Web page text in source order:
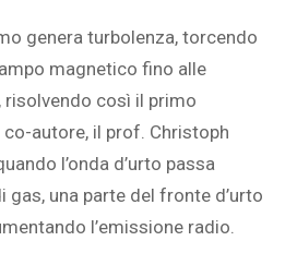
genera turbolenza, torcendo
magnetico fino alle
così il primo
autore, il prof. Christoph
l’onda d’urto passa
una parte del fronte d’urto
l’emissione radio.